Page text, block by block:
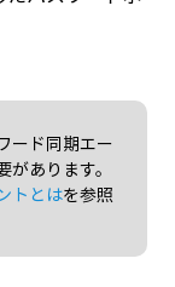
ード同期エー
あります。
トとはを参照